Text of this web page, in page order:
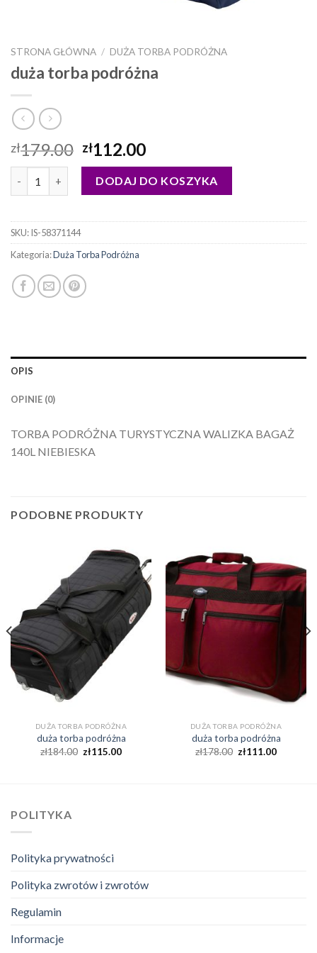
STRONA GŁÓWNA / DUŻA TORBA PODRÓŻNA
duża torba podróżna
zł179.00 zł112.00
DODAJ DO KOSZYKA
SKU:IS-58371144
Kategoria:Duża Torba Podróżna
OPIS
OPINIE (0)
TORBA PODRÓŻNA TURYSTYCZNA WALIZKA BAGAŻ
140L NIEBIESKA
PODOBNE PRODUKTY
DUŻA TORBA PODRÓŻNA
duża torba podróżna
zł184.00 zł115.00
DUŻA TORBA PODRÓŻNA
duża torba podróżna
zł178.00 zł111.00
POLITYKA
Polityka prywatności
Polityka zwrotów i zwrotów
Regulamin
Informacje